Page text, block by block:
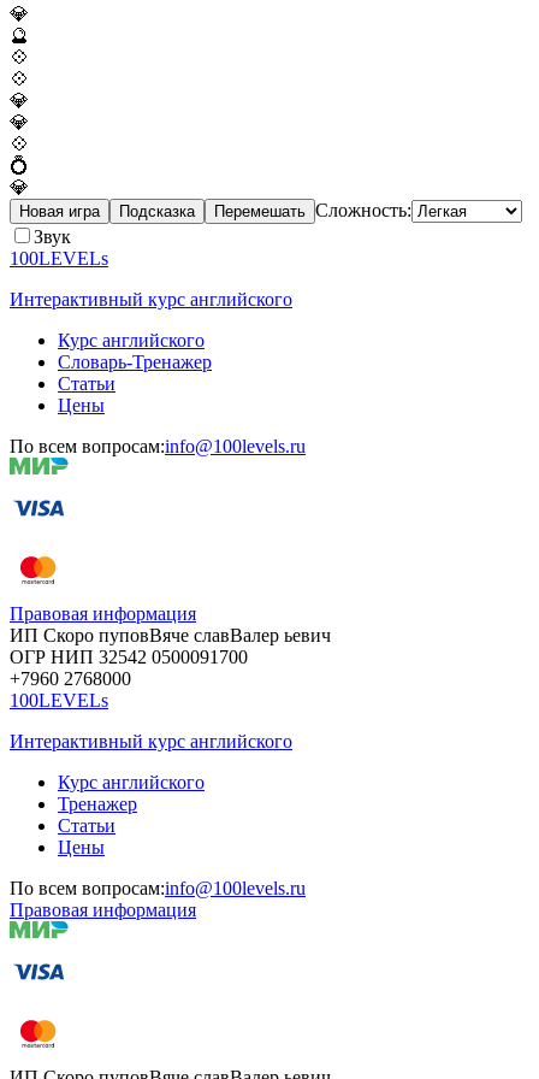
💎
🔮
💠
💠
💎
💎
💠
💍
💎
Новая игра Подсказка Перемешать Сложность:
Звук
100LEVELs
Интерактивный курс английского
Курс английского
Словарь-Тренажер
Статьи
Цены
По всем вопросам:info@100levels.ru
Правовая информация
ИП Скоро пуповВяче славВалер ьевич
ОГР НИП 32542 0500091700
+7960 2768000
100LEVELs
Интерактивный курс английского
Курс английского
Тренажер
Статьи
Цены
По всем вопросам:info@100levels.ru
Правовая информация